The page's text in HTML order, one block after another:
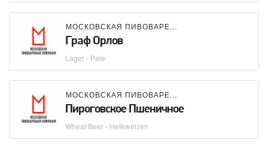
МОСКОВСКАЯ ПИВОВАРЕННАЯ КОМПАНИЯ (МПК)
Граф Орлов
Lager - Pale
МОСКОВСКАЯ ПИВОВАРЕННАЯ КОМПАНИЯ (МПК)
Пироговское Пшеничное
Wheat Beer - Hefeweizen